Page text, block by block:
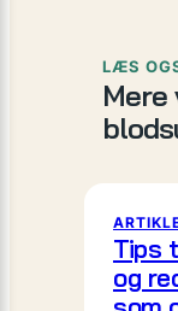
LÆS
Mere
Tips
og